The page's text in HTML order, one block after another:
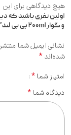
هیچ دیدگاهی برای
اولین نفری باشید که
و گوار ۲۰۰ml بی بی لند”
نشانی ایمیل شما
شده‌اند*
امتیاز شما *
دیدگاه شما *